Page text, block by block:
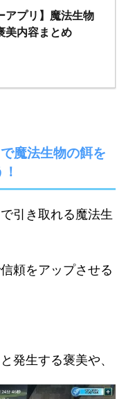
アプリ】魔法生物
美内容まとめ
魔法生物の餌を
引き取れる魔法生
頼をアップさせる
発生する褒美や、